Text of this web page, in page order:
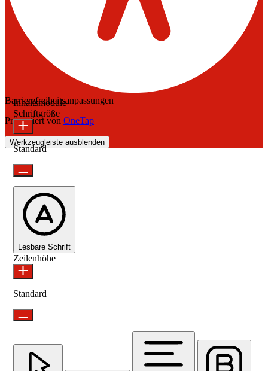
Barrierefreiheitsanpassungen
Präsentiert von OneTap
Werkzeugleiste ausblenden
Inhaltsmodule
Schriftgröße
Standard
Lesbare Schrift
Zeilenhöhe
Standard